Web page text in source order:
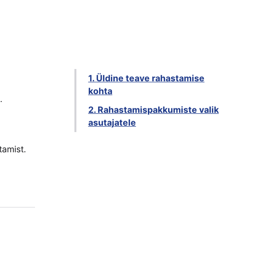
1. Üldine teave rahastamise
kohta
2. Rahastamispakkumiste valik
asutajatele